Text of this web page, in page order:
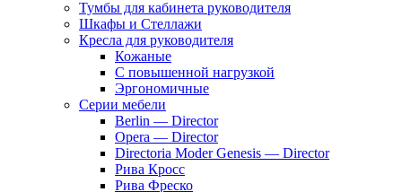
Тумбы для кабинета руководителя
Шкафы и Стеллажи
Кресла для руководителя
Кожаные
С повышенной нагрузкой
Эргономичные
Серии мебели
Berlin — Director
Opera — Director
Directoria Moder Genesis — Director
Рива Кросс
Рива Фреско